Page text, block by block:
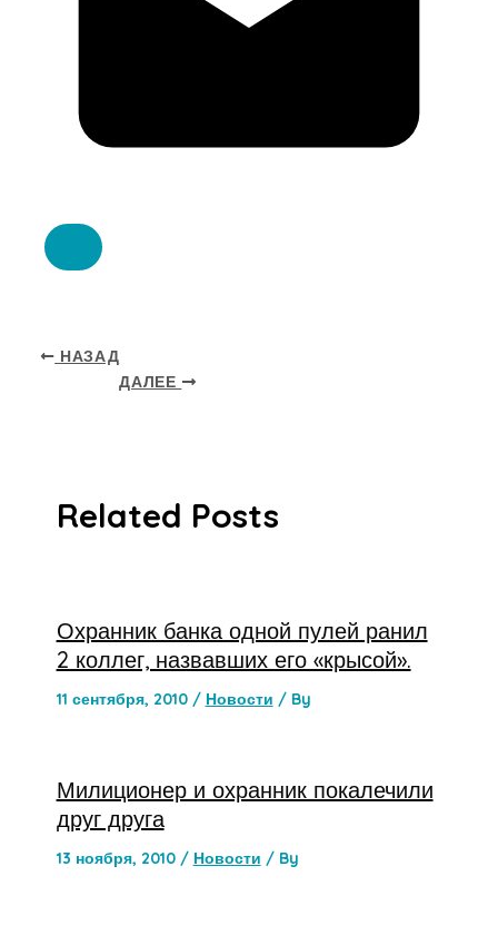
НАЗАД
ДАЛЕЕ
Related Posts
Охранник банка одной пулей ранил
2 коллег, назвавших его «крысой».
11 сентября, 2010 / Новости / By
Милиционер и охранник покалечили
друг друга
13 ноября, 2010 / Новости / By